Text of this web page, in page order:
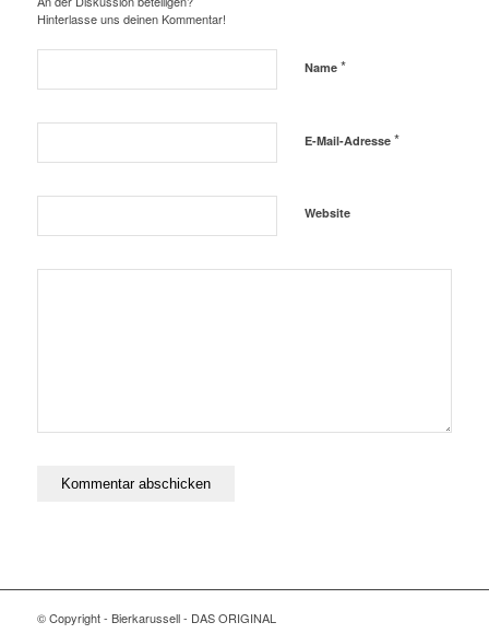
Hinterlasse uns deinen Kommentar!
Name *
E-Mail-Adresse *
Website
© Copyright - Bierkarussell - DAS ORIGINAL